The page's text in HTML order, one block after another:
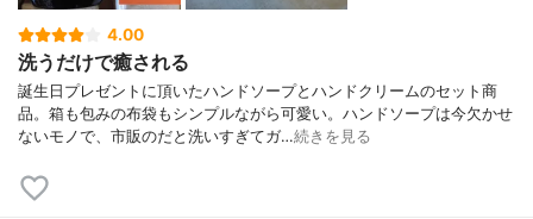
4.00
洗うだけで癒される
誕生日プレゼントに頂いたハンドソープとハンドクリームのセット商
品。箱も包みの布袋もシンプルながら可愛い。ハンドソープは今欠かせ
ないモノで、市販のだと洗いすぎてガ…続きを見る